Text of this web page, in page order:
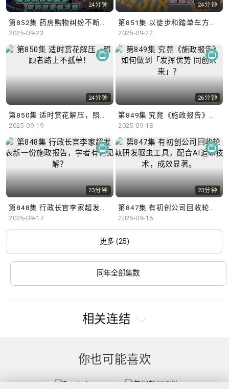
24分钟
2025-09-23
24分钟
2025-09-22
24分钟
2025-09-19
26分钟
2025-09-18
23分钟
第848集 行政长官李家超发表新一份施政报告，学者有何见解？
2025-09-17
23分钟
第847集 有初创公司回收轮軚研发驱虫工具，配合AI追纵技术，成效显著。
2025-09-16
更多 (25)
同年全部集数
相关连结
你也可能喜欢